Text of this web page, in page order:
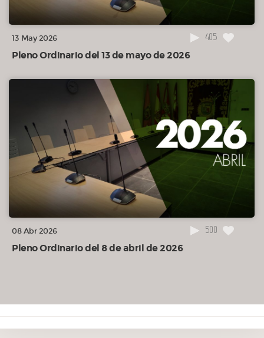
13 May 2026 405
Pleno Ordinario del 13 de mayo de 2026
08 Abr 2026 500
Pleno Ordinario del 8 de abril de 2026